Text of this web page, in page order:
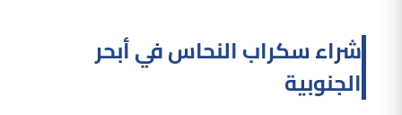
شراء سكراب النحاس في أبحر
الجنوبية